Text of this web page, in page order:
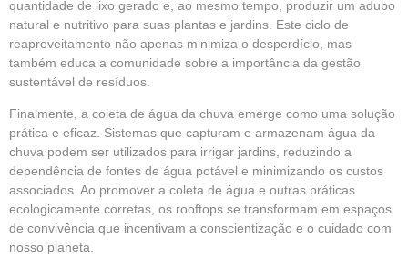
quantidade de lixo gerado e, ao mesmo tempo, produzir um adubo
natural e nutritivo para suas plantas e jardins. Este ciclo de
reaproveitamento não apenas minimiza o desperdício, mas
também educa a comunidade sobre a importância da gestão
sustentável de resíduos.
Finalmente, a coleta de água da chuva emerge como uma solução
prática e eficaz. Sistemas que capturam e armazenam água da
chuva podem ser utilizados para irrigar jardins, reduzindo a
dependência de fontes de água potável e minimizando os custos
associados. Ao promover a coleta de água e outras práticas
ecologicamente corretas, os rooftops se transformam em espaços
de convivência que incentivam a conscientização e o cuidado com
nosso planeta.